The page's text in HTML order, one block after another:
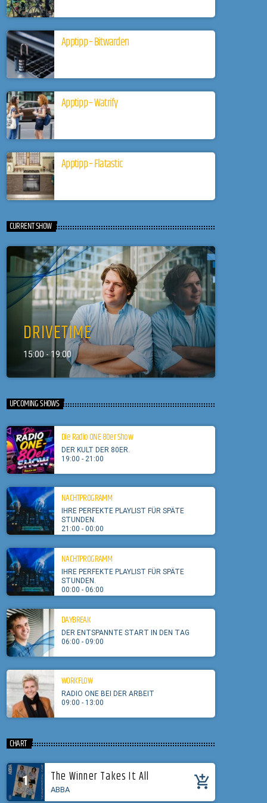
Apptipp – Bitwarden
Apptipp – Watrify
Apptipp – Flatastic
CURRENT SHOW
DRIVETIME
15:00 - 19:00
UPCOMING SHOWS
Die Radio ONE 80er Show
DER KULT DER 80ER.
19:00 - 21:00
NACHTPROGRAMM
IHRE PERFEKTE PLAYLIST FÜR SPÄTE
STUNDEN.
21:00 - 00:00
NACHTPROGRAMM
IHRE PERFEKTE PLAYLIST FÜR SPÄTE
STUNDEN.
00:00 - 06:00
DAYBREAK
DER ENTSPANNTE START IN DEN TAG
06:00 - 09:00
WORKFLOW
RADIO ONE BEI DER ARBEIT
09:00 - 13:00
CHART
1 The Winner Takes It All
ABBA add_shopping_cart